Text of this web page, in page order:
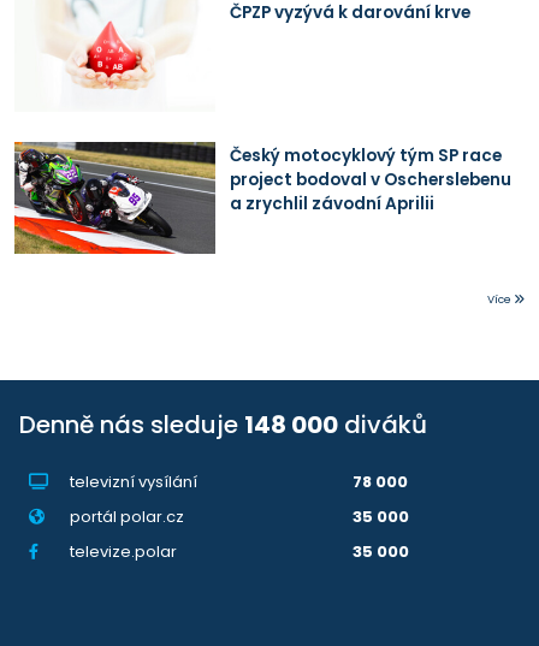
ČPZP vyzývá k darování krve
Český motocyklový tým SP race
project bodoval v Oscherslebenu
a zrychlil závodní Aprilii
Více
Denně nás sleduje 148 000 diváků
televizní vysílání
78 000
portál polar.cz
35 000
televize.polar
35 000